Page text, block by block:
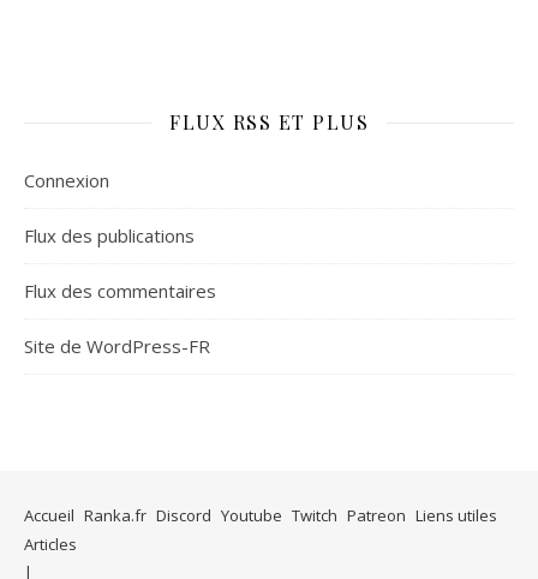
FLUX RSS ET PLUS
Connexion
Flux des publications
Flux des commentaires
Site de WordPress-FR
Accueil Ranka.fr Discord Youtube Twitch Patreon Liens utiles
Articles